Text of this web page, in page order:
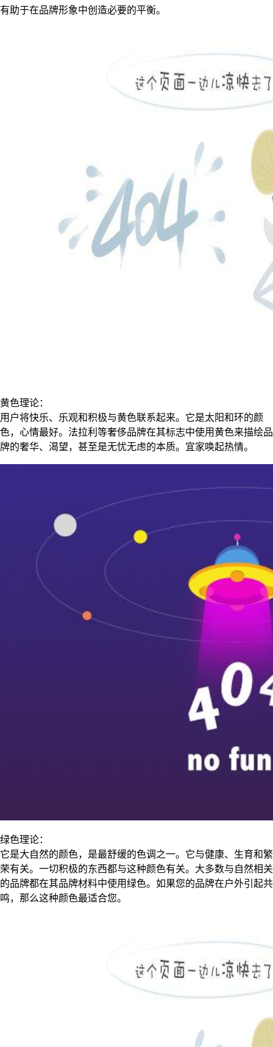
有助于在品牌形象中创造必要的平衡。
黄色理论：
用户将快乐、乐观和积极与黄色联系起来。它是太阳和环的颜
色，心情最好。法拉利等奢侈品牌在其标志中使用黄色来描绘品
牌的奢华、渴望，甚至是无忧无虑的本质。宜家唤起热情。
绿色理论：
它是大自然的颜色，是最舒缓的色调之一。它与健康、生育和繁
荣有关。一切积极的东西都与这种颜色有关。大多数与自然相关
的品牌都在其品牌材料中使用绿色。如果您的品牌在户外引起共
鸣，那么这种颜色最适合您。